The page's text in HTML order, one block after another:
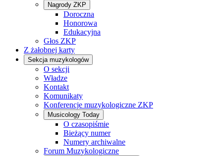
Nagrody ZKP
Doroczna
Honorowa
Edukacyjna
Głos ZKP
Z żałobnej karty
Sekcja muzykologów
O sekcji
Władze
Kontakt
Komunikaty
Konferencje muzykologiczne ZKP
Musicology Today
O czasopiśmie
Bieżący numer
Numery archiwalne
Forum Muzykologiczne